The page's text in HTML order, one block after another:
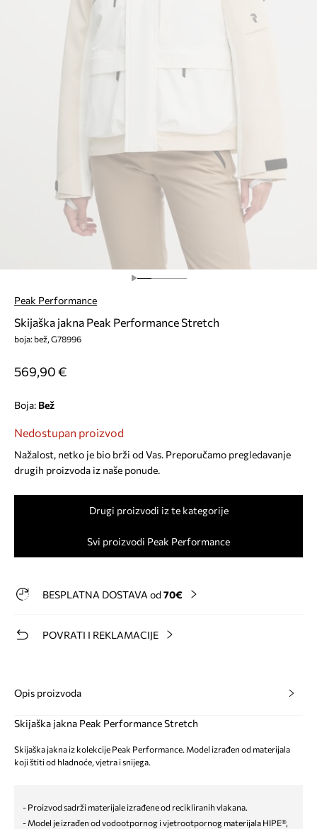
Peak Performance
Skijaška jakna Peak Performance Stretch
boja: bež, G78996
569,90 €
Boja: bež
Nedostupan proizvod
Nažalost, netko je bio brži od Vas. Preporučamo pregledavanje
drugih proizvoda iz naše ponude.
Drugi proizvodi iz te kategorije
Svi proizvodi Peak Performance
BESPLATNA DOSTAVA od 70€
POVRATI I REKLAMACIJE
Opis proizvoda
Skijaška jakna Peak Performance Stretch
Skijaška jakna iz kolekcije Peak Performance. Model izrađen od materijala
koji štiti od hladnoće, vjetra i snijega.
- Proizvod sadrži materijale izrađene od recikliranih vlakana.
- Model je izrađen od vodootpornog i vjetrootpornog materijala HIPE®,